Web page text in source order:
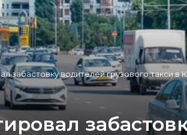
забастовку водителей грузового такси в